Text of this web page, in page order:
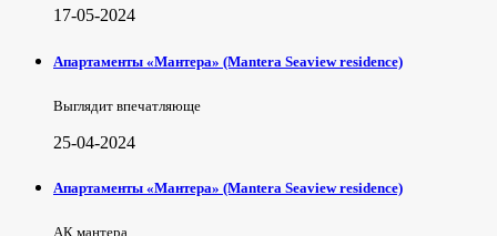
17-05-2024
Апартаменты «Мантера» (Mantera Seaview rеsidence)
Выглядит впечатляюще
25-04-2024
Апартаменты «Мантера» (Mantera Seaview rеsidence)
АК мантера